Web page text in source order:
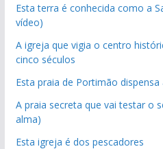
Esta terra é conhecida como a
vídeo)
A igreja que vigia o centro
cinco séculos
Esta praia de Portimão
A praia secreta que vai testar o
alma)
Esta igreja é dos pescadores